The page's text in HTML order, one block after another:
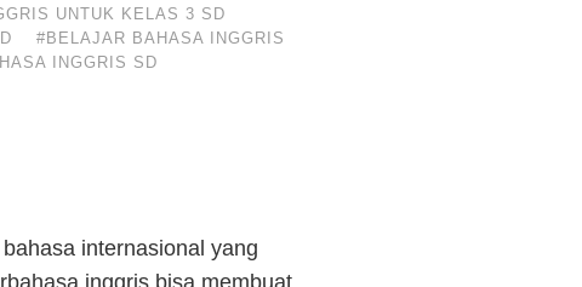
UNTUK KELAS 3 SD
#BELAJAR BAHASA INGGRIS
INGGRIS SD
internasional yang
inggris bisa membuat